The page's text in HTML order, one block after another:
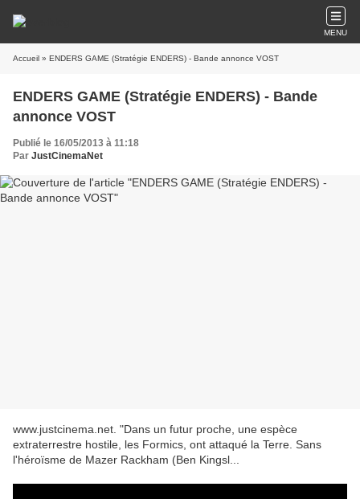
MENU
Accueil » ENDERS GAME (Stratégie ENDERS) - Bande annonce VOST
ENDERS GAME (Stratégie ENDERS) - Bande
annonce VOST
Publié le 16/05/2013 à 11:18
Par JustCinemaNet
www.justcinema.net. "Dans un futur proche, une espèce
extraterrestre hostile, les Formics, ont attaqué la Terre. Sans
l'héroïsme de Mazer Rackham (Ben Kingsl...